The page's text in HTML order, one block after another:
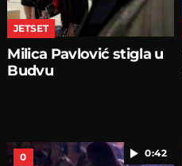
JETSET
Milica Pavlović stigla u
Budvu
0:42
0